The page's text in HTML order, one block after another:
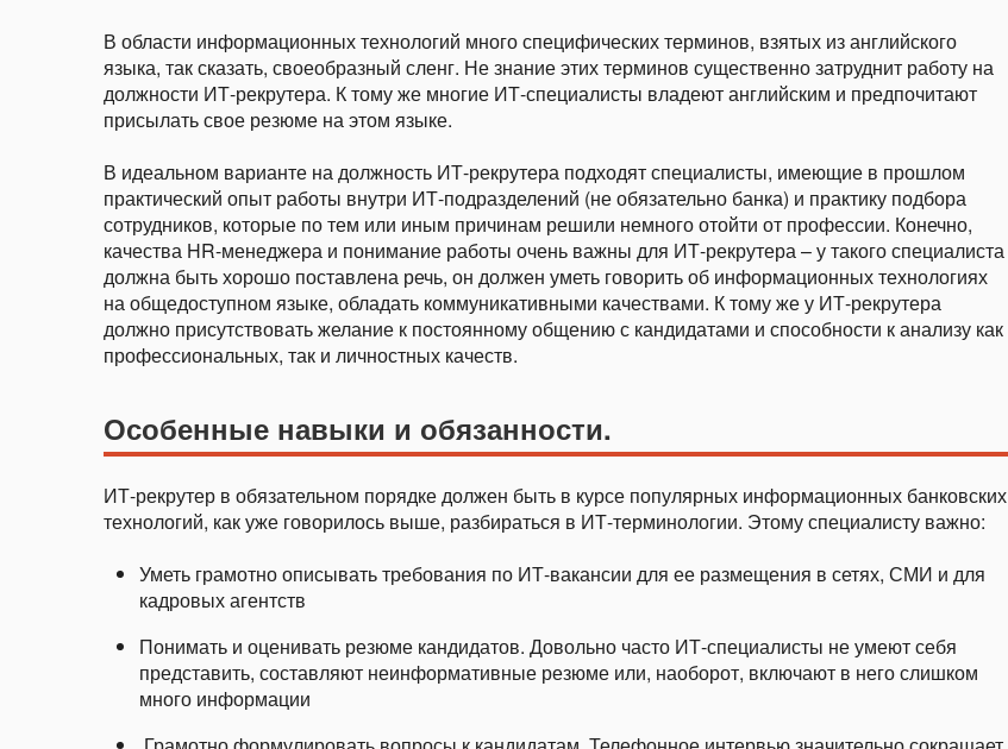
В области информационных технологий много специфических терминов, взятых из английского
языка, так сказать, своеобразный сленг. Не знание этих терминов существенно затруднит работу на
должности ИТ-рекрутера. К тому же многие ИТ-специалисты владеют английским и предпочитают
присылать свое резюме на этом языке.
В идеальном варианте на должность ИТ-рекрутера подходят специалисты, имеющие в прошлом
практический опыт работы внутри ИТ-подразделений (не обязательно банка) и практику подбора
сотрудников, которые по тем или иным причинам решили немного отойти от профессии. Конечно,
качества HR-менеджера и понимание работы очень важны для ИТ-рекрутера – у такого специалиста
должна быть хорошо поставлена речь, он должен уметь говорить об информационных технологиях
на общедоступном языке, обладать коммуникативными качествами. К тому же у ИТ-рекрутера
должно присутствовать желание к постоянному общению с кандидатами и способности к анализу как
профессиональных, так и личностных качеств.
Особенные навыки и обязанности.
ИТ-рекрутер в обязательном порядке должен быть в курсе популярных информационных банковских
технологий, как уже говорилось выше, разбираться в ИТ-терминологии. Этому специалисту важно:
Уметь грамотно описывать требования по ИТ-вакансии для ее размещения в сетях, СМИ и для
кадровых агентств
Понимать и оценивать резюме кандидатов. Довольно часто ИТ-специалисты не умеют себя
представить, составляют неинформативные резюме или, наоборот, включают в него слишком
много информации